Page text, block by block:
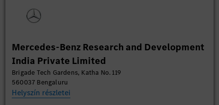
Mercedes-Benz Research and Development
India Private Limited
Brigade Tech Gardens, Katha No. 119
560037 Bengaluru
Helyszín részletei